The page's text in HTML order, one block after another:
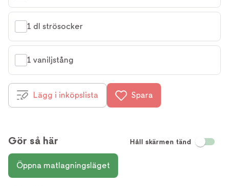
1 dl strösocker
1 vaniljstång
Lägg i inköpslista Spara
Gör så här Håll skärmen tänd
Öppna matlagningsläget